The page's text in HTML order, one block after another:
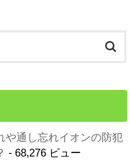
や通し忘れイオンの防犯
- 68,276 ビュー